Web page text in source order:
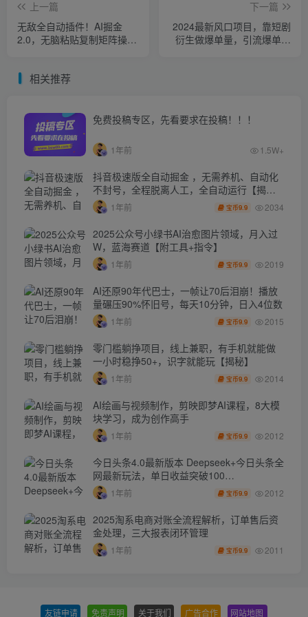
上一篇
无敌全自动插件！AI掘金
2.0，无脑粘贴复制矩阵操
下一篇
2024最新风口项目，靠短剧
衍生做爆单量，引流爆单轻
相关推荐
免费投稿专区，先看要求在投稿！！！
1年前 1.5W+
抖音极速版全自动掘金 ，无需养机、自动化
不封号，全程脱离人工，全自动运行【揭
秘】 1年前 宝币9.9 2034
2025公众号小绿书AI治愈图片领域，月入过
W，蓝海赛道【附工具+指令】
1年前 宝币9.9 2019
AI还原90年代巴士，一帧让70后泪崩！播放
量碾压90%怀旧号，每天10分钟，日入4位数
1年前 宝币9.9 2015
零门槛躺挣项目，线上兼职，有手机就能做
一小时稳挣50+，识字就能玩【揭秘】
1年前 宝币9.9 2014
AI绘画与视频制作，剪映即梦AI课程，8大模
块学习，成为创作高手
1年前 宝币9.9 2012
今日头条4.0最新版本 Deepseek+今日头条全
网最新玩法，单日收益突破100…
1年前 宝币9.9 2012
2025淘系电商对账全流程解析，订单售后资
金处理，三大报表闭环管理
1年前 宝币9.9 2011
友链申请 免责声明 关于我们 广告合作 网站地图